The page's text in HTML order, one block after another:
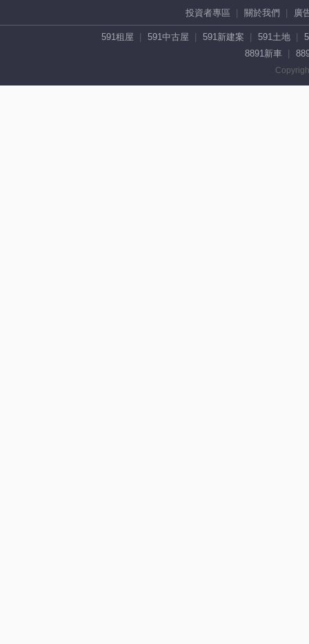
投資者專區 關於我們 廣
591租屋 591中古屋 591新建案 591土地
8891新車